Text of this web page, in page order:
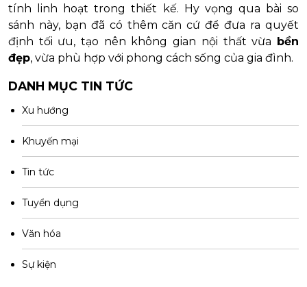
tính linh hoạt trong thiết kế. Hy vọng qua bài so
sánh này, bạn đã có thêm căn cứ để đưa ra quyết
định tối ưu, tạo nên không gian nội thất vừa bền
đẹp, vừa phù hợp với phong cách sống của gia đình.
DANH MỤC TIN TỨC
Xu hướng
Khuyến mại
Tin tức
Tuyển dụng
Văn hóa
Sự kiện